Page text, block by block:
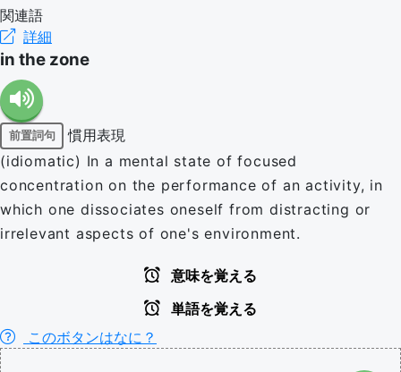
関連語
詳細
in the zone
前置詞句
慣用表現
(idiomatic) In a mental state of focused
concentration on the performance of an activity, in
which one dissociates oneself from distracting or
irrelevant aspects of one's environment.
意味を覚える
単語を覚える
このボタンはなに？